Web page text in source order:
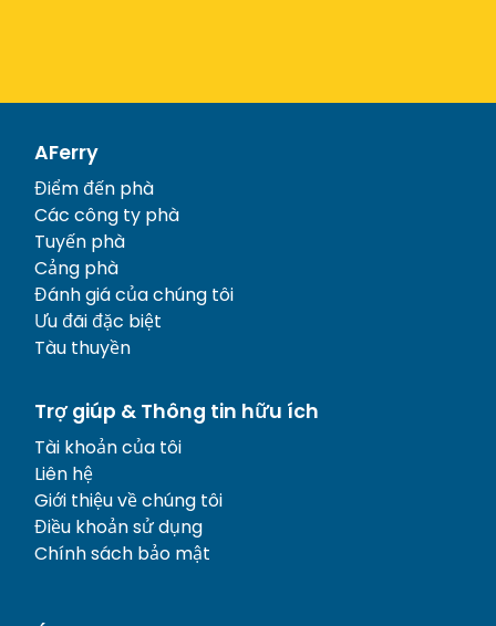
AFerry
Điểm đến phà
Các công ty phà
Tuyến phà
Cảng phà
Đánh giá của chúng tôi
Ưu đãi đặc biệt
Tàu thuyền
Trợ giúp & Thông tin hữu ích
Tài khoản của tôi
Liên hệ
Giới thiệu về chúng tôi
Điều khoản sử dụng
Chính sách bảo mật